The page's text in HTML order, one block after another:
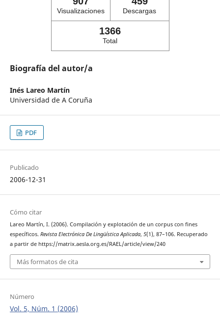
Visualizaciones Descargas
1366
Total
Biografía del autor/a
Inés Lareo Martín
Universidad de A Coruña
PDF
Publicado
2006-12-31
Cómo citar
Lareo Martín, I. (2006). Compilación y explotación de un corpus con fines
específicos. Revista Electrónica De Lingüística Aplicada, 5(1), 87–106. Recuperado
a partir de https://matrix.aesla.org.es/RAEL/article/view/240
Más formatos de cita
Número
Vol. 5, Núm. 1 (2006)